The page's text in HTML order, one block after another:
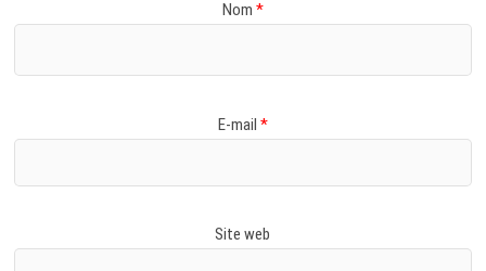
Nom *
E-mail *
Site web